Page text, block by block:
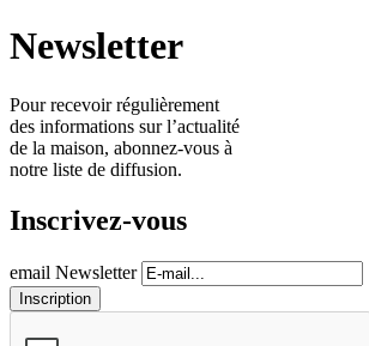
Newsletter
Pour recevoir régulièrement
des informations sur l’actualité
de la maison, abonnez-vous à
notre liste de diffusion.
Inscrivez-vous
email Newsletter